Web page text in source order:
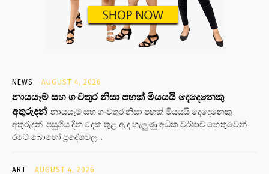
NEWS AUGUST 4, 2026
නායයෑම් සහ ගංවතුර නිසා පහක් මියයයි දෙදෙනෙකු
අතුරුදන් නායයෑම් සහ ගංවතුර නිසා පහක් මියයයි දෙදෙනෙකු
අතුරුදන් පසුගිය දින දෙක තුළ ඇද හැලුණු අධික වර්ෂාව හේතුවෙන්
රටේ බොහෝ ප්‍රදේශවල...
ART AUGUST 4, 2026